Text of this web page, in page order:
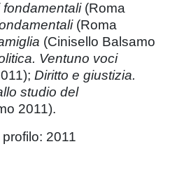
(Roma
(Roma
(Cinisello Balsamo
Ventuno voci
Diritto e giustizia.
studio del
2011).
2011